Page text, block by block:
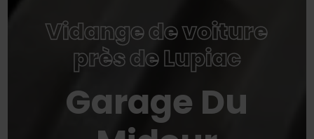
Vidange de voiture
près de Lupiac
Garage Du